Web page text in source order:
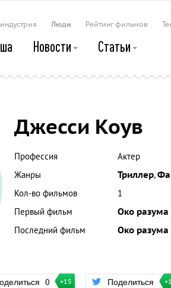
Люди Рейтинг фильмов
Новости Статьи
Джесси Коув
Профессия
Актер
Жанры
Триллер,
Кол-во фильмов
1
Первый фильм
Око разума
Последний фильм
Око разума
0 +15 Поделиться